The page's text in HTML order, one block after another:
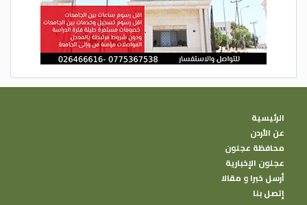
الرئيسية
عن الأردن
محافظة عجلون
عجلون الإخبارية
أرسل خبرا و مقالا
إتصل بنا